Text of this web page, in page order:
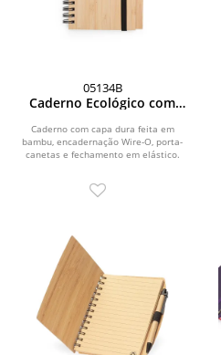
05134B
Caderno Ecológico com
Caderno com capa dura feita em
bambu, encadernação Wire-O, porta-
canetas e fechamento em elástico.